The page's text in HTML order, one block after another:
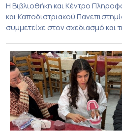
Η Βιβλιοθήκη και Κέντρο
και Καποδιστριακού
συμμετείχε στον σχεδιασμό και
Libraries and Participatory
πραγματοποιήθηκε με
εκπαιδευτικές δράσεις από τις
2026. Το πρόγραμμα αποτελεί […]